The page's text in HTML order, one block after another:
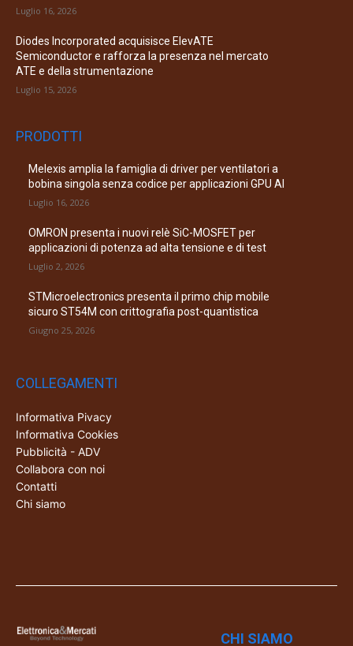
Luglio 16, 2026
Diodes Incorporated acquisisce ElevATE
Semiconductor e rafforza la presenza nel mercato
ATE e della strumentazione
Luglio 15, 2026
PRODOTTI
Melexis amplia la famiglia di driver per ventilatori a
bobina singola senza codice per applicazioni GPU AI
Luglio 16, 2026
OMRON presenta i nuovi relè SiC-MOSFET per
applicazioni di potenza ad alta tensione e di test
Luglio 2, 2026
STMicroelectronics presenta il primo chip mobile
sicuro ST54M con crittografia post-quantistica
Giugno 25, 2026
COLLEGAMENTI
Informativa Pivacy
Informativa Cookies
Pubblicità - ADV
Collabora con noi
Contatti
Chi siamo
CHI SIAMO